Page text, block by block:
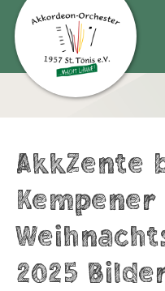
AkkZente
Kempener
2025